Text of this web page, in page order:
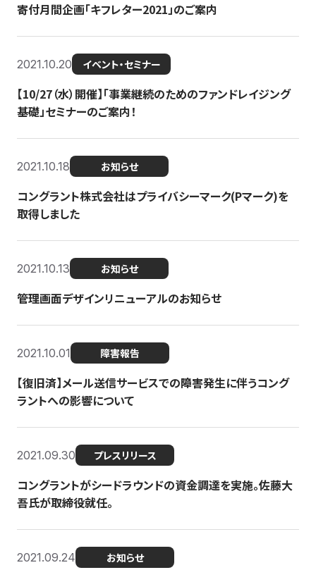
寄付月間企画「キフレター2021」のご案内
2021.10.20 イベント・セミナー
【10/27（水）開催】「事業継続のためのファンドレイジング
基礎」セミナーのご案内！
2021.10.18 お知らせ
コングラント株式会社はプライバシーマーク(Pマーク)を
取得しました
2021.10.13 お知らせ
管理画面デザインリニューアルのお知らせ
2021.10.01 障害報告
【復旧済】メール送信サービスでの障害発生に伴うコング
ラントへの影響について
2021.09.30 プレスリリース
コングラントがシードラウンドの資金調達を実施。佐藤大
吾氏が取締役就任。
2021.09.24 お知らせ